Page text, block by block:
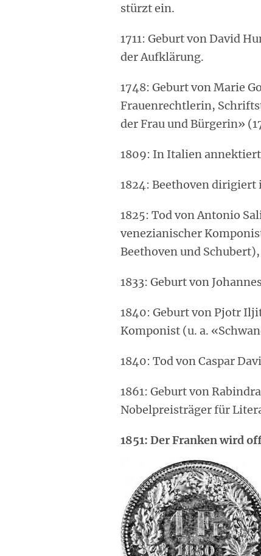
stürzt ein.
1711: Geburt von David
der Aufklärung.
1748: Geburt von Marie
Frauenrechtlerin,
der Frau und Bürgerin»
1809: In Italien
1824: Beethoven dirigiert
1825: Tod von Antonio
venezianischer
Beethoven und
1833: Geburt von
1840: Geburt von Pjotr
Komponist (u. a.
1840: Tod von Caspar
1861: Geburt von
Nobelpreisträger für
1851: Der Franken wird